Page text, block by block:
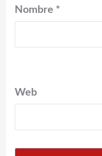
Nombre *
Web